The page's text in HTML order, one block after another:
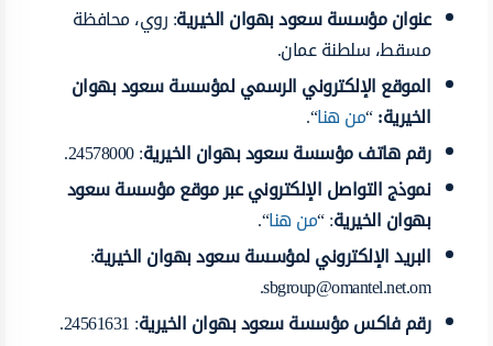
عنوان مؤسسة سعود بهوان الخيرية: روي، محافظة
مسقط، سلطنة عمان.
الموقع الإلكتروني الرسمي لمؤسسة سعود بهوان
الخيرية:“من هنا“.
رقم هاتف مؤسسة سعود بهوان الخيرية: 24578000.
نموذج التواصل الإلكتروني عبر موقع مؤسسة سعود
بهوان الخيرية: “من هنا“.
البريد الإلكتروني لمؤسسة سعود بهوان الخيرية:
sbgroup@omantel.net.om
.
رقم فاكس مؤسسة سعود بهوان الخيرية: 24561631.